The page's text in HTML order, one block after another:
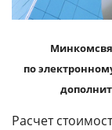
по
Расчет